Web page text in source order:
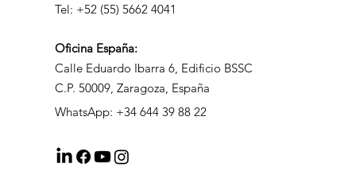
Tel: +52 (55) 5662 4041
OficinaEspaña:
Calle Eduardo Ibarra 6, Edificio BSSC
C.P. 50009, Zaragoza, España
WhatsApp: +34 644 39 88 22